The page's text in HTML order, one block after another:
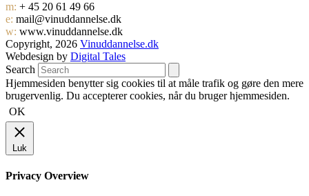
m: + 45 20 61 49 66
e: mail@vinuddannelse.dk
w: www.vinuddannelse.dk
Copyright, 2026 Vinuddannelse.dk
Webdesign by Digital Tales
Search
Hjemmesiden benytter sig cookies til at måle trafik og gøre den mere
brugervenlig. Du accepterer cookies, når du bruger hjemmesiden.
OK
Luk
Privacy Overview